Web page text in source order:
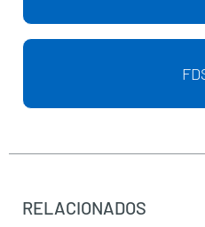
RELACIONADOS